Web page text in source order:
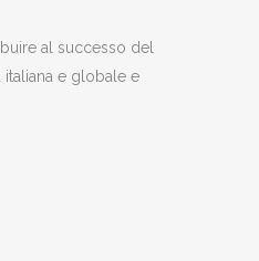
al successo del
e globale e